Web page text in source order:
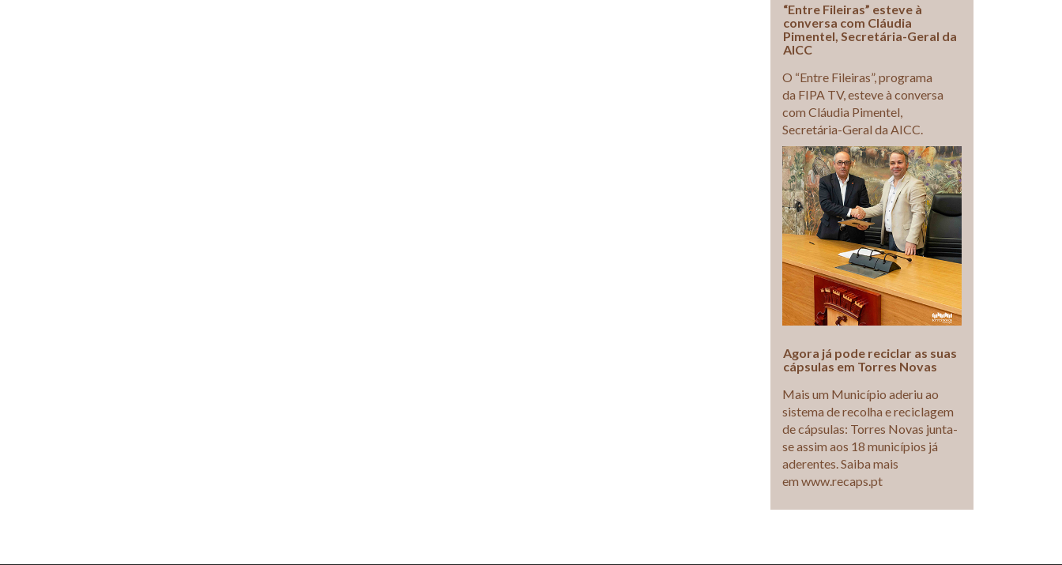
“Entre Fileiras” esteve à
conversa com Cláudia
Pimentel, Secretária-Geral da
AICC
O “Entre Fileiras”, programa
da FIPA TV, esteve à conversa
com Cláudia Pimentel,
Secretária-Geral da AICC.
Agora já pode reciclar as suas
cápsulas em Torres Novas
Mais um Município aderiu ao
sistema de recolha e reciclagem
de cápsulas: Torres Novas junta-
se assim aos 18 municípios já
aderentes. Saiba mais
em www.recaps.pt